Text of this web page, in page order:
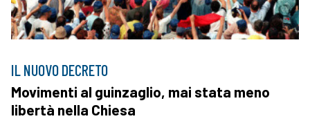
IL NUOVO DECRETO
Movimenti al guinzaglio, mai stata meno
libertà nella Chiesa